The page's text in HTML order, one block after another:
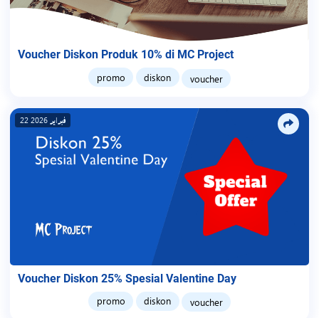
Voucher Diskon Produk 10% di MC Project
promo diskon voucher
22 فبراير 2026
Voucher Diskon 25% Spesial Valentine Day
promo diskon voucher